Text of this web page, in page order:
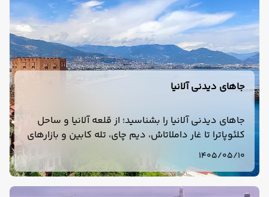
جاهای دیدنی آلانیا
جاهای دیدنی آلانیا را بشناسید؛ از قلعه آلانیا و ساحل
کلئوپاترا تا غار داملاتاش، دیم چای، تله کابین و بازارهای
محلی. راهنمای کامل بازدید از جاذبه‌های آلانیا
1405/05/10